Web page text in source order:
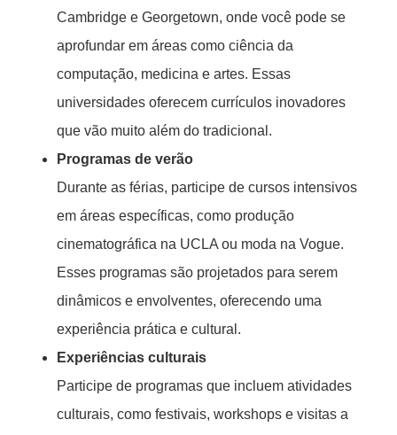
Cambridge e Georgetown, onde você pode se
aprofundar em áreas como ciência da
computação, medicina e artes. Essas
universidades oferecem currículos inovadores
que vão muito além do tradicional.
Programas de verão
Durante as férias, participe de cursos intensivos
em áreas específicas, como produção
cinematográfica na UCLA ou moda na Vogue.
Esses programas são projetados para serem
dinâmicos e envolventes, oferecendo uma
experiência prática e cultural.
Experiências culturais
Participe de programas que incluem atividades
culturais, como festivais, workshops e visitas a